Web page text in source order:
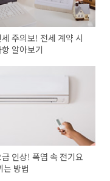
주의보! 전세 계약 시
알아보기
인상! 폭염 속 전기요
는 방법